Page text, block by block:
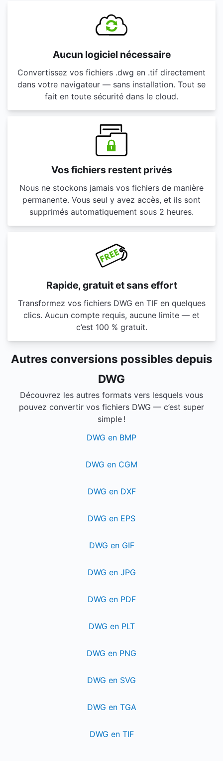
Aucun logiciel nécessaire
Convertissez vos fichiers .dwg en .tif directement
dans votre navigateur — sans installation. Tout se
fait en toute sécurité dans le cloud.
Vos fichiers restent privés
Nous ne stockons jamais vos fichiers de manière
permanente. Vous seul y avez accès, et ils sont
supprimés automatiquement sous 2 heures.
Rapide, gratuit et sans effort
Transformez vos fichiers DWG en TIF en quelques
clics. Aucun compte requis, aucune limite — et
c’est 100 % gratuit.
Autres conversions possibles depuis
DWG
Découvrez les autres formats vers lesquels vous
pouvez convertir vos fichiers DWG — c’est super
simple !
DWG en BMP
DWG en CGM
DWG en DXF
DWG en EPS
DWG en GIF
DWG en JPG
DWG en PDF
DWG en PLT
DWG en PNG
DWG en SVG
DWG en TGA
DWG en TIF